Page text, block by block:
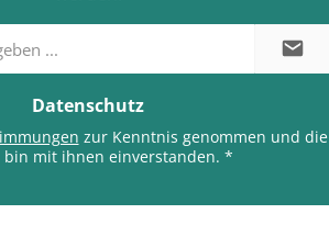
Datenschutz
zur Kenntnis genommen und die
bin mit ihnen einverstanden. *